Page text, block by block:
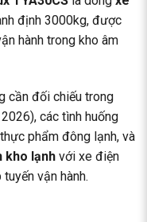
định 3000kg, được
hành trong kho âm
cần đối chiếu trong
các tình huống
phẩm đông lạnh, và
kho lạnh với xe điện
vận hành.